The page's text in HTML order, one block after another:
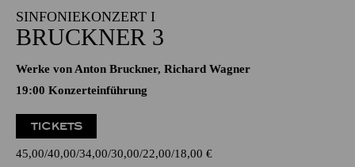
SINFONIEKONZERT I
BRUCKNER 3
Werke von Anton Bruckner, Richard Wagner
19:00 Konzerteinführung
TICKETS
45,00 40,00 34,00 30,00 22,00 18,00 €